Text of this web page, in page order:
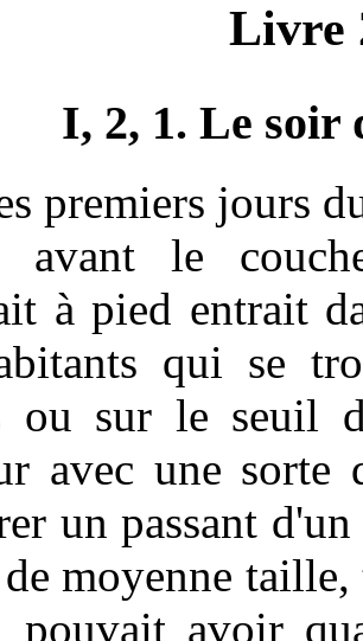
Livre
I, 2, 1. Le soir
premiers jours
avant le
à pied entrait
qui se
ou sur le seuil
avec une
un passant
moyenne
avoir